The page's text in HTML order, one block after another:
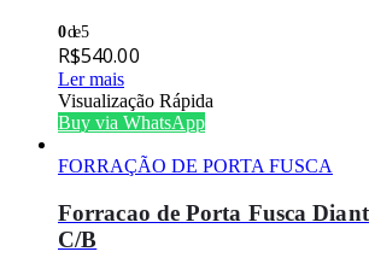
0de 5
R$540.00
Ler mais
Visualização Rápida
Buy via WhatsApp
FORRAÇÃO DE PORTA FUSCA
Forracao de Porta Fusca
C/B